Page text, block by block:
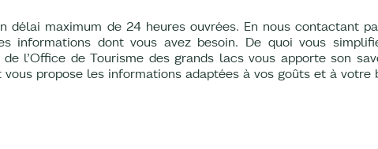
délai maximum de 24 heures ouvrées. En nous contactant
informations dont vous avez besoin. De quoi vous
l’Office de Tourisme des grands lacs vous apporte son
propose les informations adaptées à vos goûts et à votre